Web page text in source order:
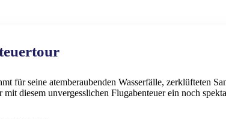
für seine atemberaubenden Wasserfälle, zerklüfteten
diesem unvergesslichen Flugabenteuer ein noch